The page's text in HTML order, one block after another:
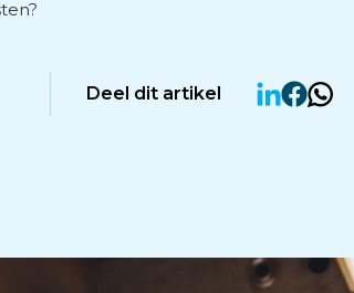
Deel dit artikel